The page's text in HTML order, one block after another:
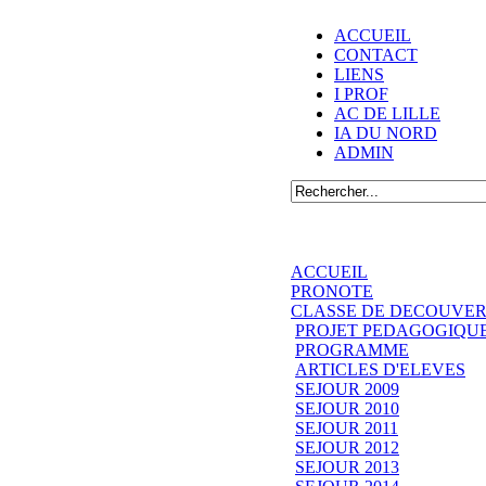
ACCUEIL
CONTACT
LIENS
I PROF
AC DE LILLE
IA DU NORD
ADMIN
ACCUEIL
PRONOTE
CLASSE DE
PROJET
PROGRAMME
ARTICLES D'ELEVES
SEJOUR 2009
SEJOUR 2010
SEJOUR 2011
SEJOUR 2012
SEJOUR 2013